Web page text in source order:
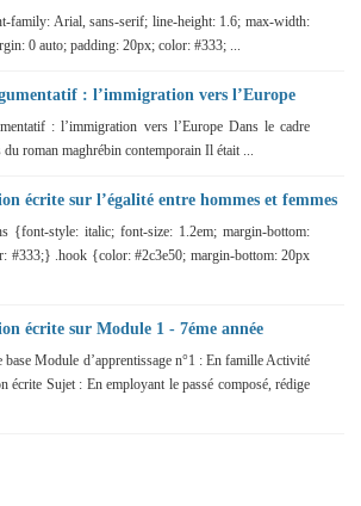
family: Arial, sans-serif; line-height: 1.6; max-width:
0 auto; padding: 20px; color: #333; ...
: l’immigration vers l’Europe
: l’immigration vers l’Europe Dans le cadre
du roman maghrébin contemporain Il était ...
écrite sur l’égalité entre hommes et femmes
{font-style: italic; font-size: 1.2em; margin-bottom:
#333;} .hook {color: #2c3e50; margin-bottom: 20px
écrite sur Module 1 - 7éme année
base Module d’apprentissage n°1 : En famille Activité
écrite Sujet : En employant le passé composé, rédige